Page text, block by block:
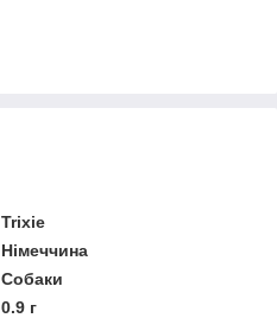
Trixie
Німеччина
Собаки
0.9 г